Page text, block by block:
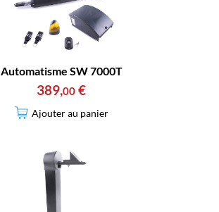
Automatisme SW 7000T
389,00 €
Ajouter au panier